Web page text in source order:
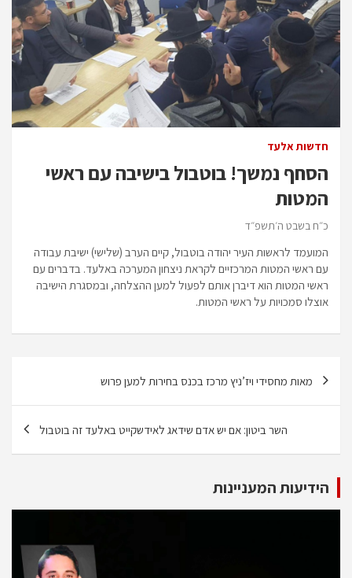
חדשות אלעד
הסחף נמשך! בוטבול בישיבה עם ראשי
המטות
כ״ח בשבט ה׳תשפ״ד
המועמד לראשות העיר יהודה בוטבול, קיים הערב (שלישי) ישיבת עבודה
עם ראשי המטות המרכזיים לקראת ניצחון המערכה באלעד. בדברים עם
ראשי המטות הוא דיברן אותם לפעול למען ההצלחה, ובמסגרת הישיבה
אוצלו סמכויות על ראשי המטות.
מאות מחסידי ויז’ניץ מרכז בכנס בחירות למען פרוש
השר ביטון: אם יש אדם שידאג לאידשקייט באלעד זה בוטבול
הידיעות המעניינות